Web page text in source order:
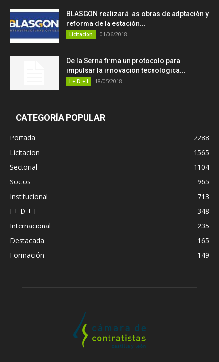
BLASGON realizará las obras de adptación y
reforma de la estación...
Licitacion 01/06/2018
De la Serna firma un protocolo para
impulsar la innovación tecnológica...
I + D + I 18/05/2018
CATEGORÍA POPULAR
Portada
2288
Licitacion
1565
Sectorial
1104
Socios
965
Institucional
713
I + D + I
348
Internacional
235
Destacada
165
Formación
149